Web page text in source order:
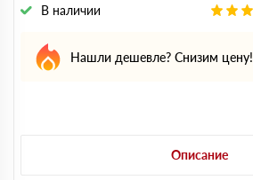
В наличии
Нашли дешевле? Снизим цену!
Описание